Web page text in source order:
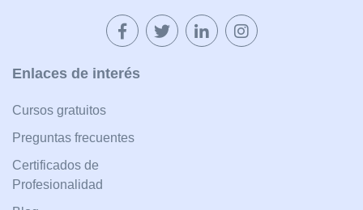
Enlaces de interés
Cursos gratuitos
Preguntas frecuentes
Certificados de
Profesionalidad